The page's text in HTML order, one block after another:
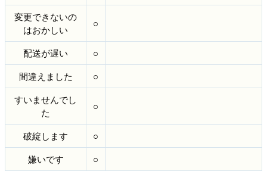
変更できないの
はおかしい
○
配送が遅い
○
間違えました
○
すいませんでし
た
○
破綻します
○
嫌いです
○